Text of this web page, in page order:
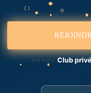
⭐⭐⭐⭐⭐Club